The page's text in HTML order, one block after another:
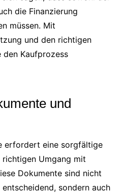
die Finanzierung
müssen. Mit
und den richtigen
den Kaufprozess
und
erfordert eine sorgfältige
Umgang mit
Dokumente sind nicht
sondern auch